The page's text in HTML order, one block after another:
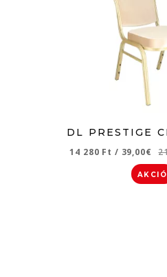
DL PRESTIGE
14 280 Ft / 39,00€
AKCIÓ